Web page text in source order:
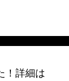
！詳細は